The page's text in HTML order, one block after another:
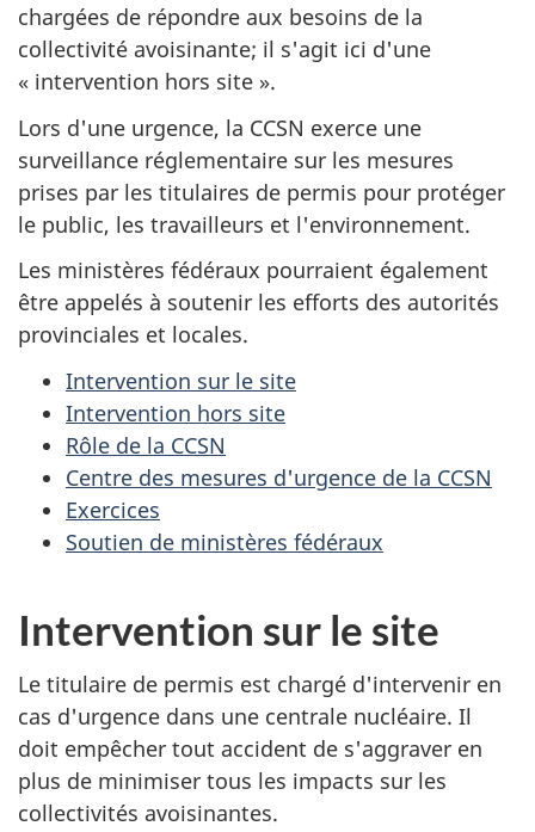
chargées de répondre aux besoins de la
collectivité avoisinante; il s'agit ici d'une
« intervention hors site ».
Lors d'une urgence, la CCSN exerce une
surveillance réglementaire sur les mesures
prises par les titulaires de permis pour protéger
le public, les travailleurs et l'environnement.
Les ministères fédéraux pourraient également
être appelés à soutenir les efforts des autorités
provinciales et locales.
Intervention sur le site
Intervention hors site
Rôle de la CCSN
Centre des mesures d'urgence de la CCSN
Exercices
Soutien de ministères fédéraux
Intervention sur le site
Le titulaire de permis est chargé d'intervenir en
cas d'urgence dans une centrale nucléaire. Il
doit empêcher tout accident de s'aggraver en
plus de minimiser tous les impacts sur les
collectivités avoisinantes.